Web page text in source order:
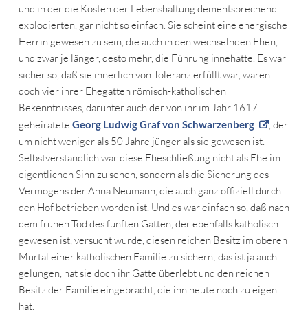
und in der die Kosten der Lebenshaltung dementsprechend
explodierten, gar nicht so einfach. Sie scheint eine energische
Herrin gewesen zu sein, die auch in den wechselnden Ehen,
und zwar je länger, desto mehr, die Führung innehatte. Es war
sicher so, daß sie innerlich von Toleranz erfüllt war, waren
doch vier ihrer Ehegatten römisch-katholischen
Bekenntnisses, darunter auch der von ihr im Jahr 1617
geheiratete Georg Ludwig Graf von Schwarzenberg
, der
um nicht weniger als 50 Jahre jünger als sie gewesen ist.
Selbstverständlich war diese Eheschließung nicht als Ehe im
eigentlichen Sinn zu sehen, sondern als die Sicherung des
Vermögens der Anna Neumann, die auch ganz offiziell durch
den Hof betrieben worden ist. Und es war einfach so, daß nach
dem frühen Tod des fünften Gatten, der ebenfalls katholisch
gewesen ist, versucht wurde, diesen reichen Besitz im oberen
Murtal einer katholischen Familie zu sichern; das ist ja auch
gelungen, hat sie doch ihr Gatte überlebt und den reichen
Besitz der Familie eingebracht, die ihn heute noch zu eigen
hat.